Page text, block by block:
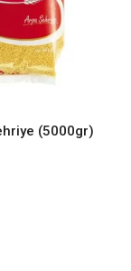
MORE(5000gr)